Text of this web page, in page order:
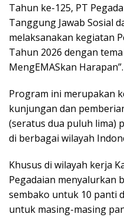
Tahun ke-125, PT
Tanggung Jawab Sosial
melaksanakan kegiatan
Tahun 2026 dengan
MengEMASkan Harapan”.
Program ini merupakan
kunjungan dan
(seratus dua puluh lima)
di berbagai wilayah
Khusus di wilayah kerja
Pegadaian menyalurkan
sembako untuk 10 panti
untuk masing-masing